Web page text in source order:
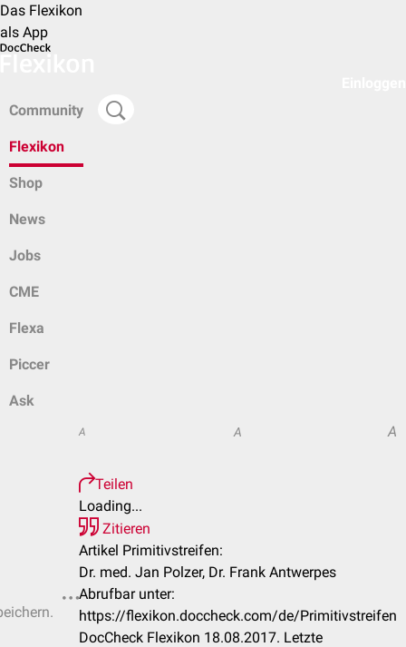
Das Flexikon
als App
Community
Flexikon
Shop
News
Jobs
CME
Flexa
Piccer
Ask
A A A
Teilen
Loading...
Zitieren
Artikel Primitivstreifen:
Dr. med. Jan Polzer, Dr. Frank Antwerpes
Abrufbar unter:
https://flexikon.doccheck.com/de/Primitivstreifen
DocCheck Flexikon 18.08.2017. Letzte